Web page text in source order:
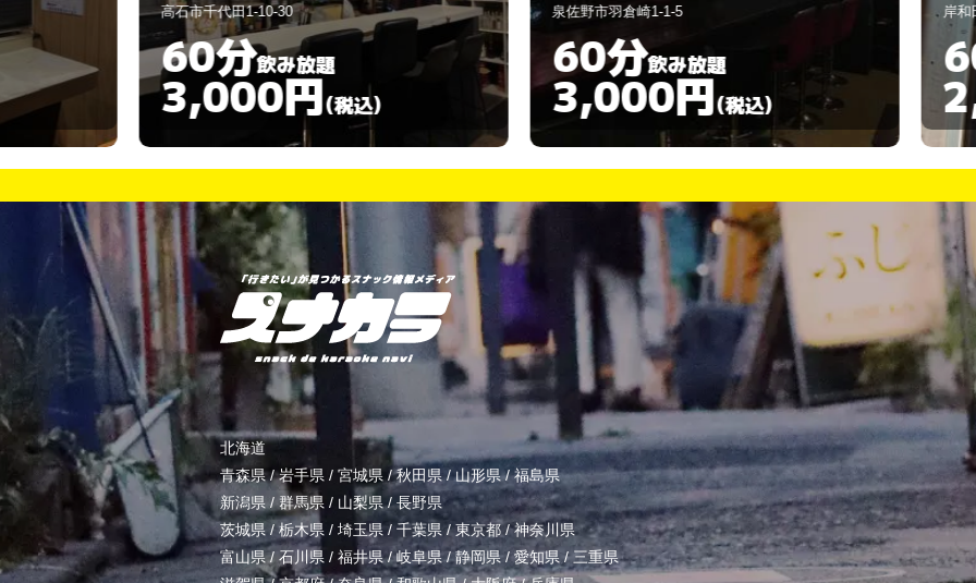
泉佐野市羽倉崎1-1-5
60分飲み放題
3,000円(税込)
岸和田市土生町4-3-1
60分飲み放題
2,500円(税込)
北海道
青森県/岩手県 / 宮城県 /秋田県 /山形県/福島県
新潟県 / 群馬県 / 山梨県/長野県
茨城県 / 栃木県 / 埼玉県/ 千葉県 /東京都/神奈川県
富山県/ 石川県 / 福井県/岐阜県/静岡県/ 愛知県 / 三重県